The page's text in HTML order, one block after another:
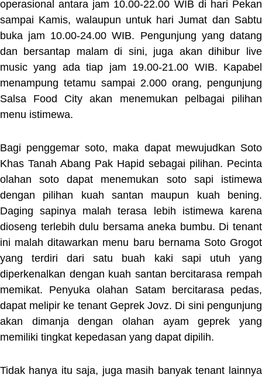
operasional antara jam 10.00-22.00 WIB di hari Pekan
sampai Kamis, walaupun untuk hari Jumat dan Sabtu
buka jam 10.00-24.00 WIB. Pengunjung yang datang
dan bersantap malam di sini, juga akan dihibur live
music yang ada tiap jam 19.00-21.00 WIB. Kapabel
menampung tetamu sampai 2.000 orang, pengunjung
Salsa Food City akan menemukan pelbagai pilihan
menu istimewa.
Bagi penggemar soto, maka dapat mewujudkan Soto
Khas Tanah Abang Pak Hapid sebagai pilihan. Pecinta
olahan soto dapat menemukan soto sapi istimewa
dengan pilihan kuah santan maupun kuah bening.
Daging sapinya malah terasa lebih istimewa karena
dioseng terlebih dulu bersama aneka bumbu. Di tenant
ini malah ditawarkan menu baru bernama Soto Grogot
yang terdiri dari satu buah kaki sapi utuh yang
diperkenalkan dengan kuah santan bercitarasa rempah
memikat. Penyuka olahan Satam bercitarasa pedas,
dapat melipir ke tenant Geprek Jovz. Di sini pengunjung
akan dimanja dengan olahan ayam geprek yang
memiliki tingkat kepedasan yang dapat dipilih.
Tidak hanya itu saja, juga masih banyak tenant lainnya